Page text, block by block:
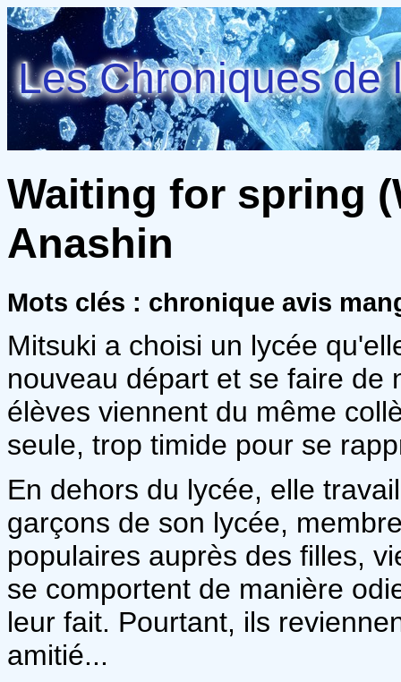
Les Chroniques de
Waiting for spring
Anashin
Mots clés : chronique avis
Mitsuki a choisi un lycée
nouveau départ et se faire de
élèves viennent du même
seule, trop timide pour se
En dehors du lycée, elle
garçons de son lycée,
populaires auprès des filles,
se comportent de manière
leur fait. Pourtant, ils
amitié...